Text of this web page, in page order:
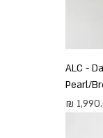
ALC -
Pearl/